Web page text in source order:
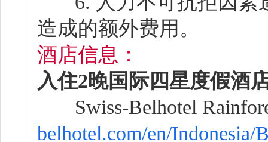
造成的额外费用。
酒店信息：
入住2晚国际四星度假酒
Swiss-Belhotel
belhotel.com/en/Indonesia/